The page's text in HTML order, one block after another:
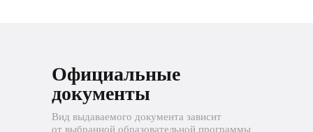
Вид выдаваемого документа зависит
от выбранной образовательной программы
Официальные
документы